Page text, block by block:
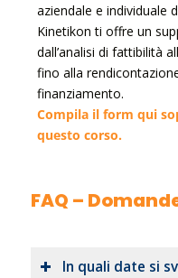
aziendale e individuale
Kinetikon ti offre un
dall’analisi di fattibilità
fino alla
finanziamento.
Compila il form qui
questo corso.
FAQ –
In quali date si